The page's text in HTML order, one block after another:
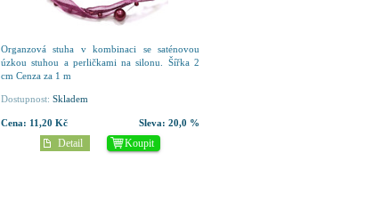
Organzová stuha v kombinaci se saténovou
úzkou stuhou a perličkami na silonu. Šířka 2
cm Cenza za 1 m
Dostupnost: Skladem
Cena: 11,20 Kč Sleva: 20,0 %
Koupit
Detail